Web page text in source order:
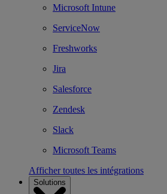
Microsoft Intune
ServiceNow
Freshworks
Jira
Salesforce
Zendesk
Slack
Microsoft Teams
Afficher toutes les intégrations
Solutions